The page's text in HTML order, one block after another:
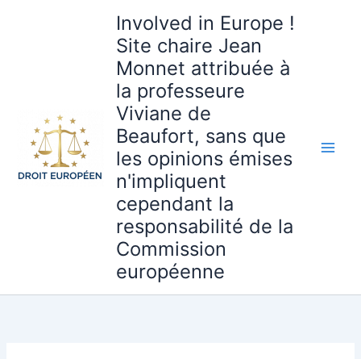
Involved in Europe !
Site chaire Jean
Monnet attribuée à
la professeure
Viviane de
Beaufort, sans que
les opinions émises
n'impliquent
cependant la
responsabilité de la
Commission
européenne